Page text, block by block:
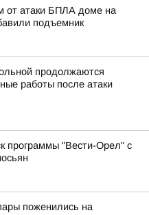
от атаки БПЛА доме на
подъемник
продолжаются
работы после атаки
программы "Вести-Орел" с
поженились на